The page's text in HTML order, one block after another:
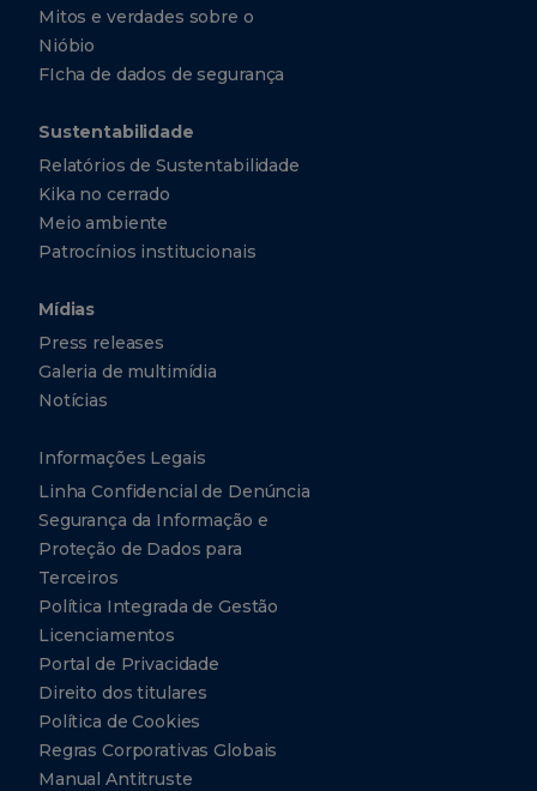
Mitos e verdades sobre o
Nióbio
FIcha de dados de segurança
Sustentabilidade
Relatórios de Sustentabilidade
Kika no cerrado
Meio ambiente
Patrocínios institucionais
Mídias
Press releases
Galeria de multimídia
Notícias
Informações Legais
Linha Confidencial de Denúncia
Segurança da Informação e
Proteção de Dados para
Terceiros
Política Integrada de Gestão
Licenciamentos
Portal de Privacidade
Direito dos titulares
Política de Cookies
Regras Corporativas Globais
Manual Antitruste